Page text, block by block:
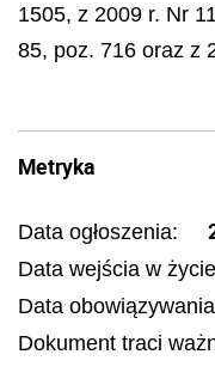
1505, z 2009 r. Nr
85, poz. 716 oraz z
Metryka
Data ogłoszenia:
Data wejścia w
Data
Dokument traci